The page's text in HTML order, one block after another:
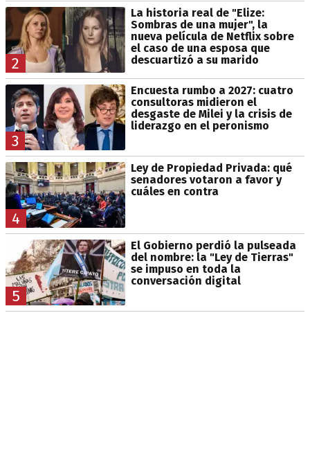
2
La historia real de "Elize:
Sombras de una mujer", la
nueva película de Netflix sobre
el caso de una esposa que
descuartizó a su marido
3
Encuesta rumbo a 2027: cuatro
consultoras midieron el
desgaste de Milei y la crisis de
liderazgo en el peronismo
4
Ley de Propiedad Privada: qué
senadores votaron a favor y
cuáles en contra
5
El Gobierno perdió la pulseada
del nombre: la "Ley de Tierras"
se impuso en toda la
conversación digital